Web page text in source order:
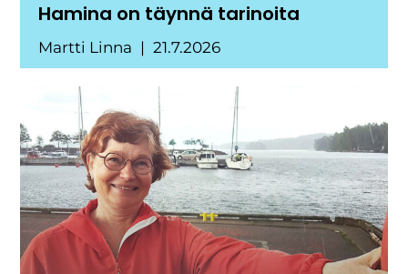
Hamina on täynnä tarinoita
Martti Linna 21.7.2026